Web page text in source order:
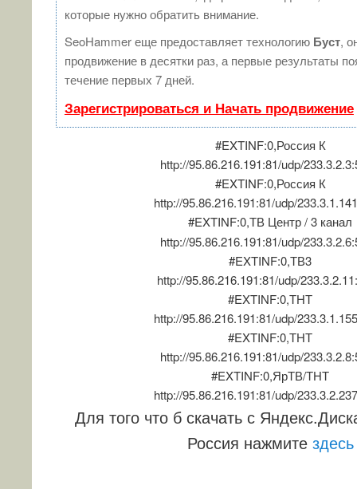
которые нужно обратить внимание.
SeoHammer еще предоставляет технологию Буст,
продвижение в десятки раз, а первые результаты
течение первых 7 дней.
Зарегистрироваться и Начать продвижение
#EXTINF:0,Россия К
http://95.86.216.191:81/udp/
#EXTINF:0,Россия К
http://95.86.216.191:81/udp/
#EXTINF:0,ТВ Центр / 3 канал
http://95.86.216.191:81/udp/
#EXTINF:0,ТВ3
http://95.86.216.191:81/udp/
#EXTINF:0,ТНТ
http://95.86.216.191:81/udp/
#EXTINF:0,ТНТ
http://95.86.216.191:81/udp/
#EXTINF:0,ЯрТВ/ТНТ
http://95.86.216.191:81/udp/
Для того что б скачать с
Россия нажмите здесь